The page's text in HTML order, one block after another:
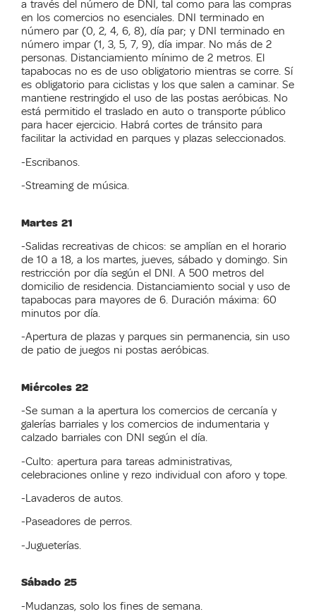
a través del número de DNI, tal como para las compras
en los comercios no esenciales. DNI terminado en
número par (0, 2, 4, 6, 8), día par; y DNI terminado en
número impar (1, 3, 5, 7, 9), día impar. No más de 2
personas. Distanciamiento mínimo de 2 metros. El
tapabocas no es de uso obligatorio mientras se corre. Sí
es obligatorio para ciclistas y los que salen a caminar. Se
mantiene restringido el uso de las postas aeróbicas. No
está permitido el traslado en auto o transporte público
para hacer ejercicio. Habrá cortes de tránsito para
facilitar la actividad en parques y plazas seleccionados.
-Escribanos.
-Streaming de música.
Martes 21
-Salidas recreativas de chicos: se amplían en el horario
de 10 a 18, a los martes, jueves, sábado y domingo. Sin
restricción por día según el DNI. A 500 metros del
domicilio de residencia. Distanciamiento social y uso de
tapabocas para mayores de 6. Duración máxima: 60
minutos por día.
-Apertura de plazas y parques sin permanencia, sin uso
de patio de juegos ni postas aeróbicas.
Miércoles 22
-Se suman a la apertura los comercios de cercanía y
galerías barriales y los comercios de indumentaria y
calzado barriales con DNI según el día.
-Culto: apertura para tareas administrativas,
celebraciones online y rezo individual con aforo y tope.
-Lavaderos de autos.
-Paseadores de perros.
-Jugueterías.
Sábado 25
-Mudanzas, solo los fines de semana.